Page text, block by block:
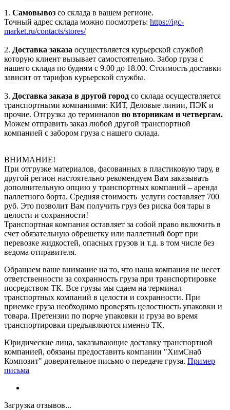
1. Самовывоз со склада в вашем регионе.
Точный адрес склада можно посмотреть: https://igc-
market.ru/contacts/stores/
2. Доставка заказа осуществляется курьерской службой
которую клиент вызывает самостоятельно. Забор груза с
нашего склада по будням с 9.00 до 18.00. Стоимость доставки
зависит от тарифов курьерской службы.
3. Доставка заказа в другой город со склада осуществляется
транспортными компаниями: КИТ, Деловые линии, ПЭК и
прочие. Отгрузка до терминалов по вторникам и четвергам.
Можем отправить заказ любой другой транспортной
компанией с забором груза с нашего склада.
ВНИМАНИЕ!
При отгрузке материалов, фасованных в пластиковую тару, в
другой регион настоятельно рекомендуем Вам заказывать
дополнительную опцию у транспортных компаний – аренда
паллетного борта. Средняя стоимость услуги составляет 700
руб. Это позволит Вам получить груз без риска боя тары в
целости и сохранности!
Транспортная компания оставляет за собой право включить в
счет обязательную обрешетку или паллетный борт при
перевозке жидкостей, опасных грузов и т.д. в том числе без
ведома отправителя.
Обращаем ваше внимание на то, что наша компания не несет
ответственности за сохранность груза при транспортировке
посредством ТК. Все грузы мы сдаем на терминал
транспортных компаний в целости и сохранности. При
приемке груза необходимо проверять целостность упаковки и
товара. Претензии по порче упаковки и груза во время
транспортировки предъявляются именно ТК.
Юридические лица, заказывающие доставку транспортной
компанией, обязаны предоставить компании "ХимСнаб
Композит" доверительное письмо о передаче груза. Пример
письма
Загрузка отзывов...